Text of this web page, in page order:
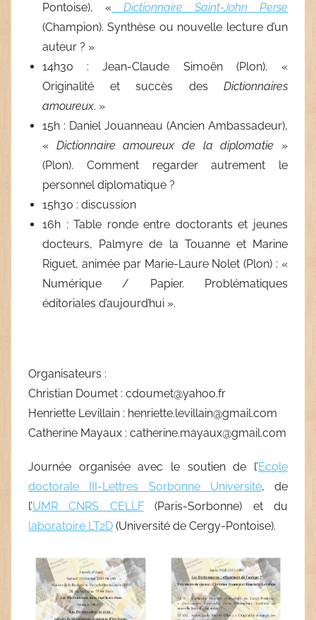
Pontoise), « Dictionnaire Saint-John Perse
(Champion). Synthèse ou nouvelle lecture d’un
auteur ? »
14h30 : Jean-Claude Simoën (Plon), «
Originalité et succès des Dictionnaires
amoureux. »
15h : Daniel Jouanneau (Ancien Ambassadeur),
« Dictionnaire amoureux de la diplomatie »
(Plon). Comment regarder autrement le
personnel diplomatique ?
15h30 : discussion
16h : Table ronde entre doctorants et jeunes
docteurs, Palmyre de la Touanne et Marine
Riguet, animée par Marie-Laure Nolet (Plon) : «
Numérique / Papier. Problématiques
éditoriales d’aujourd’hui ».
Organisateurs :
Christian Doumet : cdoumet@yahoo.fr
Henriette Levillain : henriette.levillain@gmail.com
Catherine Mayaux : catherine.mayaux@gmail.com
Journée organisée avec le soutien de l’École
doctorale III-Lettres Sorbonne Université, de
l’UMR CNRS CELLF(Paris-Sorbonne) et du
laboratoire LT2D (Université de Cergy-Pontoise).